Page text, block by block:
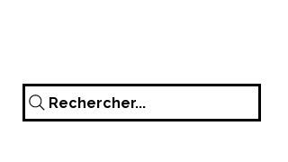
Rechercher...